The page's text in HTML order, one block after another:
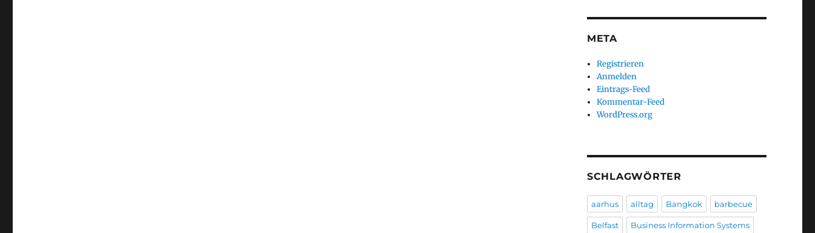
META
Registrieren
Anmelden
Eintrags-Feed
Kommentar-Feed
WordPress.org
SCHLAGWÖRTER
aarhus alltag Bangkok barbecue
Belfast Business Information Systems